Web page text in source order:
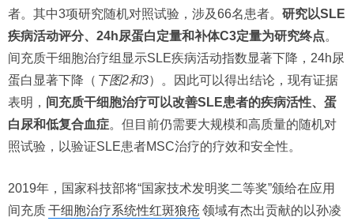
者。其中3项研究随机对照试验，涉及66名患者。 研究以SLE
疾病活动评分、24h尿蛋白定量和补体C3定量为研究终点。
间充质干细胞治疗组显示SLE疾病活动指数显著下降，24h尿
蛋白显著下降（ 下图2和3）。因此可以得出结论，现有证据
表明， 间充质干细胞治疗可以改善SLE患者的疾病活性、蛋
白尿和低复合血症。但目前仍需要大规模和高质量的随机对
照试验，以验证SLE患者MSC治疗的疗效和安全性。
2019年，国家科技部将“国家技术发明奖二等奖”颁给在应用
间充质干细胞治疗系统性红斑狼疮 领域有杰出贡献的以孙凌